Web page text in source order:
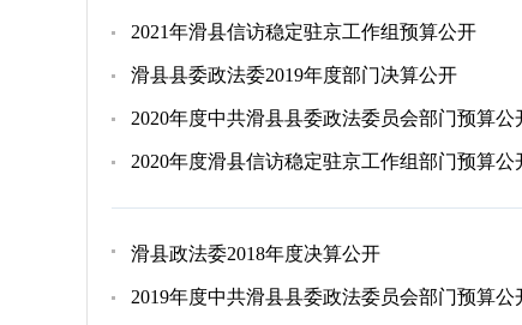
2021年滑县信访稳定驻京工作组预算公开
滑县县委政法委2019年度部门决算公开
2020年度中共滑县县委政法委员会部门预算公
2020年度滑县信访稳定驻京工作组部门预算公
滑县政法委2018年度决算公开
2019年度中共滑县县委政法委员会部门预算公